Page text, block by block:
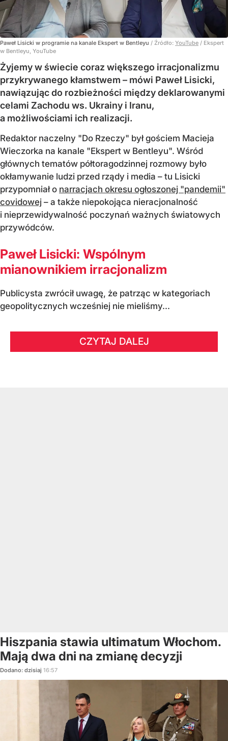
Paweł Lisicki w programie na kanale Ekspert w Bentleyu / Źródło: YouTube / Ekspert
w Bentleyu, YouTube
Żyjemy w świecie coraz większego irracjonalizmu
przykrywanego kłamstwem – mówi Paweł Lisicki,
nawiązując do rozbieżności między deklarowanymi
celami Zachodu ws. Ukrainy i Iranu,
a możliwościami ich realizacji.
Redaktor naczelny "Do Rzeczy" był gościem Macieja
Wieczorka na kanale "Ekspert w Bentleyu". Wśród
głównych tematów półtoragodzinnej rozmowy było
okłamywanie ludzi przed rządy i media – tu Lisicki
przypomniał o narracjach okresu ogłoszonej "pandemii"
covidowej – a także niepokojąca nieracjonalność
i nieprzewidywalność poczynań ważnych światowych
przywódców.
Paweł Lisicki: Wspólnym
mianownikiem irracjonalizm
Publicysta zwrócił uwagę, że patrząc w kategoriach
geopolitycznych wcześniej nie mieliśmy...
CZYTAJ DALEJ
Hiszpania stawia ultimatum Włochom.
Mają dwa dni na zmianę decyzji
Dodano: dzisiaj 16:57